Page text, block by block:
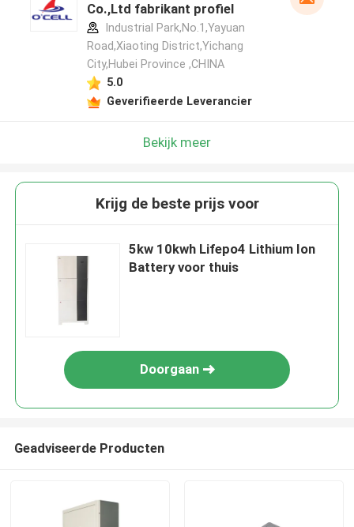
Co.,Ltd fabrikant profiel
Industrial Park,No.1,Yayuan
Road,Xiaoting District,Yichang
City,Hubei Province ,CHINA
5.0
Geverifieerde Leverancier
Bekijk meer
Krijg de beste prijs voor
5kw 10kwh Lifepo4 Lithium Ion
Battery voor thuis
Doorgaan
Geadviseerde Producten